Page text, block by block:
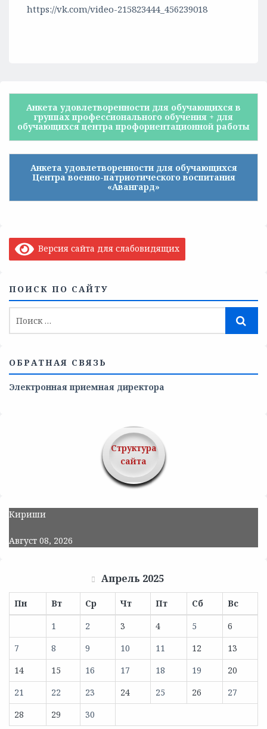
https://vk.com/video-215823444_456239018
Анкета удовлетворенности для обучающихся в
группах профессионального обучения + для
обучающихся центра профориентационной работы
Анкета удовлетворенности для обучающихся
Центра военно-патриотического воспитания
«Авангард»
Версия сайта для слабовидящих
ПОИСК ПО САЙТУ
ОБРАТНАЯ СВЯЗЬ
Электронная приемная директора
Структура
сайта
Кириши
Август 08, 2026
Апрель 2025
Пн Вт Ср Чт Пт Сб
Вс
1
2 3 4 5
6
7
8 9 10 11 12
13
14
15 16 17 18 19
20
21
22 23 24 25 26
27
28
29 30